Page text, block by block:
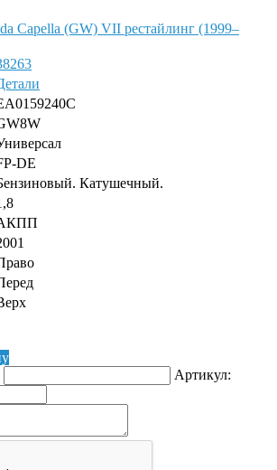
DE
Катушечный.
Артикул: